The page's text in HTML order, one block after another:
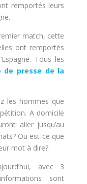
remportés leurs
match, cette
ont remportés
Tous les
de presse de la
les hommes que
A domicile
aller jusqu’au
Ou est-ce que
mot à dire?
avec 3
sont